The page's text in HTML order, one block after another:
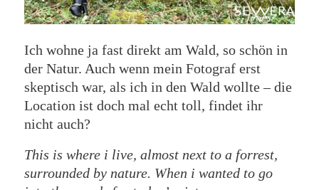
Ich wohne ja fast direkt am Wald, so schön in
der Natur. Auch wenn mein Fotograf erst
skeptisch war, als ich in den Wald wollte – die
Location ist doch mal echt toll, findet ihr
nicht auch?
This is where i live, almost next to a forrest,
surrounded by nature. When i wanted to go